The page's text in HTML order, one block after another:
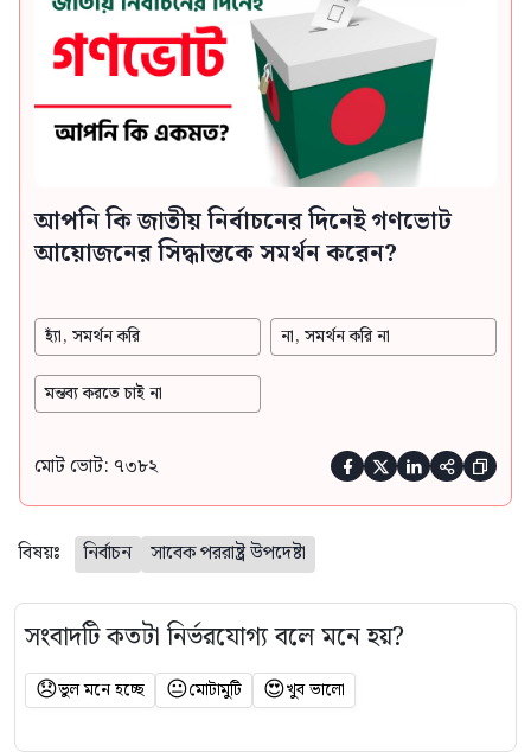
আপনি কি জাতীয় নির্বাচনের দিনেই গণভোট
আয়োজনের সিদ্ধান্তকে সমর্থন করেন?
হ্যাঁ, সমর্থন করি না, সমর্থন করি না
মন্তব্য করতে চাই না
মোট ভোট: ৭৩৮২     
বিষয়ঃ নির্বাচন সাবেক পররাষ্ট্র উপদেষ্টা
সংবাদটি কতটা নির্ভরযোগ্য বলে মনে হয়?
😞ভুল মনে হচ্ছে 😐মোটামুটি 😍খুব ভালো